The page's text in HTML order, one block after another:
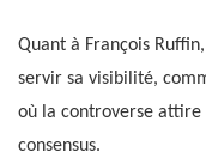
Quant à François
servir sa visibilité,
où la controverse attire
consensus.